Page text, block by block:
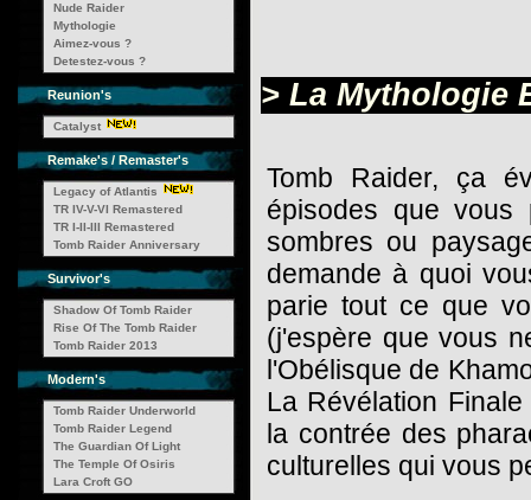
Nude Raider
Mythologie
Aimez-vous ?
Detestez-vous ?
Reunion's
Catalyst
Remake's / Remaster's
Legacy of Atlantis
TR IV-V-VI Remastered
TR I-II-III Remastered
Tomb Raider Anniversary
Survivor's
Shadow Of Tomb Raider
Rise Of The Tomb Raider
Tomb Raider 2013
Modern's
Tomb Raider Underworld
Tomb Raider Legend
The Guardian Of Light
The Temple Of Osiris
Lara Croft GO
> La Mythologie
Tomb Raider, ça
épisodes que vous
sombres ou
demande à quoi
parie tout ce que
(j'espère que vous
l'Obélisque de
La Révélation
la contrée des
culturelles qui vous